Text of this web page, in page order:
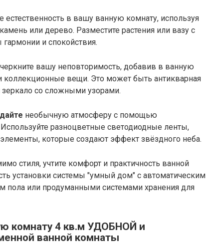
в вашу ванную комнату, используя
или дерево. Разместите растения или вазу с
и спокойствия.
вашу неповторимость, добавив в ванную
коллекционные вещи. Это может быть антикварная
зеркало со сложными узорами.
необычную атмосферу с помощью
разноцветные светодиодные ленты,
которые создают эффект звёздного неба.
стиля, учтите комфорт и практичность ванной
установки системы "умный дом" с автоматическим
пола или продуманными системами хранения для
комнату 4 кв.м УДОБНОЙ и
ванной комнаты